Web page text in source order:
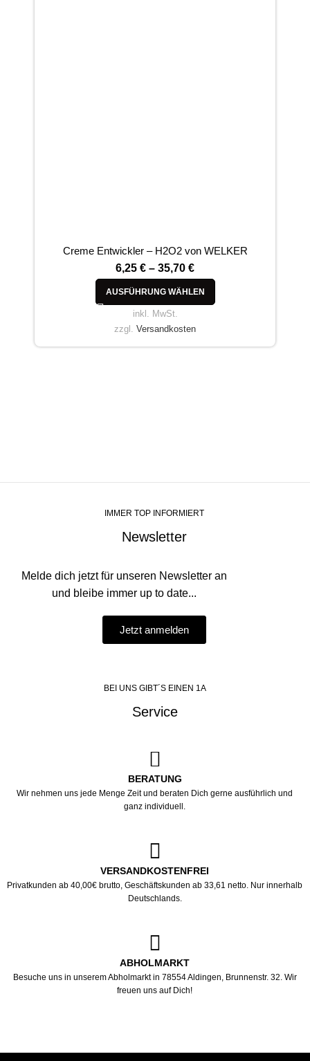
Creme Entwickler – H2O2 von WELKER
6,25 € – 35,70 €
AUSFÜHRUNG WÄHLEN
inkl. MwSt.
zzgl. Versandkosten
IMMER TOP INFORMIERT
Newsletter
Melde dich jetzt für unseren Newsletter an
und bleibe immer up to date...
Jetzt anmelden
BEI UNS GIBT´S EINEN 1A
Service
BERATUNG
Wir nehmen uns jede Menge Zeit und beraten Dich gerne ausführlich und
ganz individuell.
VERSANDKOSTENFREI
Privatkunden ab 40,00€ brutto, Geschäftskunden ab 33,61 netto. Nur innerhalb
Deutschlands.
ABHOLMARKT
Besuche uns in unserem Abholmarkt in 78554 Aldingen, Brunnenstr. 32. Wir
freuen uns auf Dich!